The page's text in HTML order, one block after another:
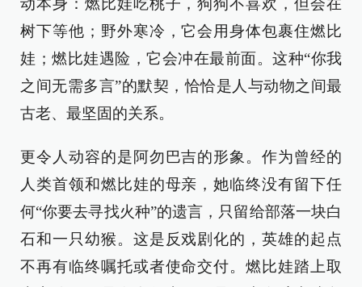
动本身：燃比娃吃桃子，狗狗不喜欢，但会在
树下等他；野外寒冷，它会用身体包裹住燃比
娃；燃比娃遇险，它会冲在最前面。这种“你我
之间无需多言”的默契，恰恰是人与动物之间最
古老、最坚固的关系。
更令人动容的是阿勿巴吉的形象。作为曾经的
人类首领和燃比娃的母亲，她临终没有留下任
何“你要去寻找火种”的遗言，只留给部落一块白
石和一只幼猴。这是反戏剧化的，英雄的起点
不再有临终嘱托或者使命交付。燃比娃踏上取